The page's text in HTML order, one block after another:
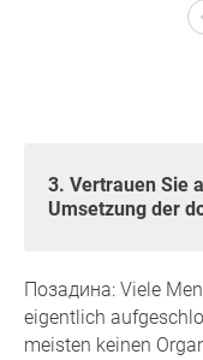
3. Vertrauen Sie auf eine angemessene
Umsetzung der
Позадина: Viele
eigentlich
meisten keinen